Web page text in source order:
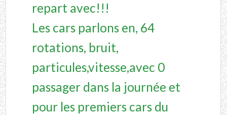
repart avec!!!
Les cars parlons en, 64
rotations, bruit,
particules,vitesse,avec 0
passager dans la journée et
pour les premiers cars du